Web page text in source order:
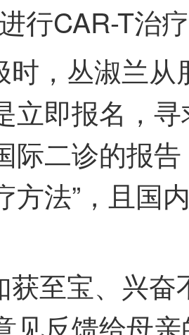
行CAR-T治
时，丛淑兰
立即报名，
际二诊的报
方法”，且国
获至宝、兴
见反馈给母